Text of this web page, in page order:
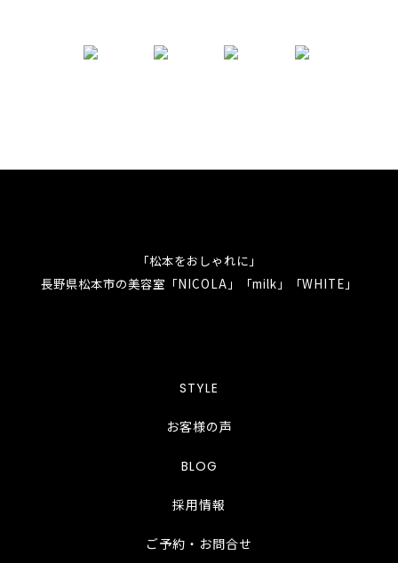
「松本をおしゃれに」
長野県松本市の美容室「NICOLA」「milk」「WHITE」
STYLE
お客様の声
BLOG
採用情報
ご予約・お問合せ